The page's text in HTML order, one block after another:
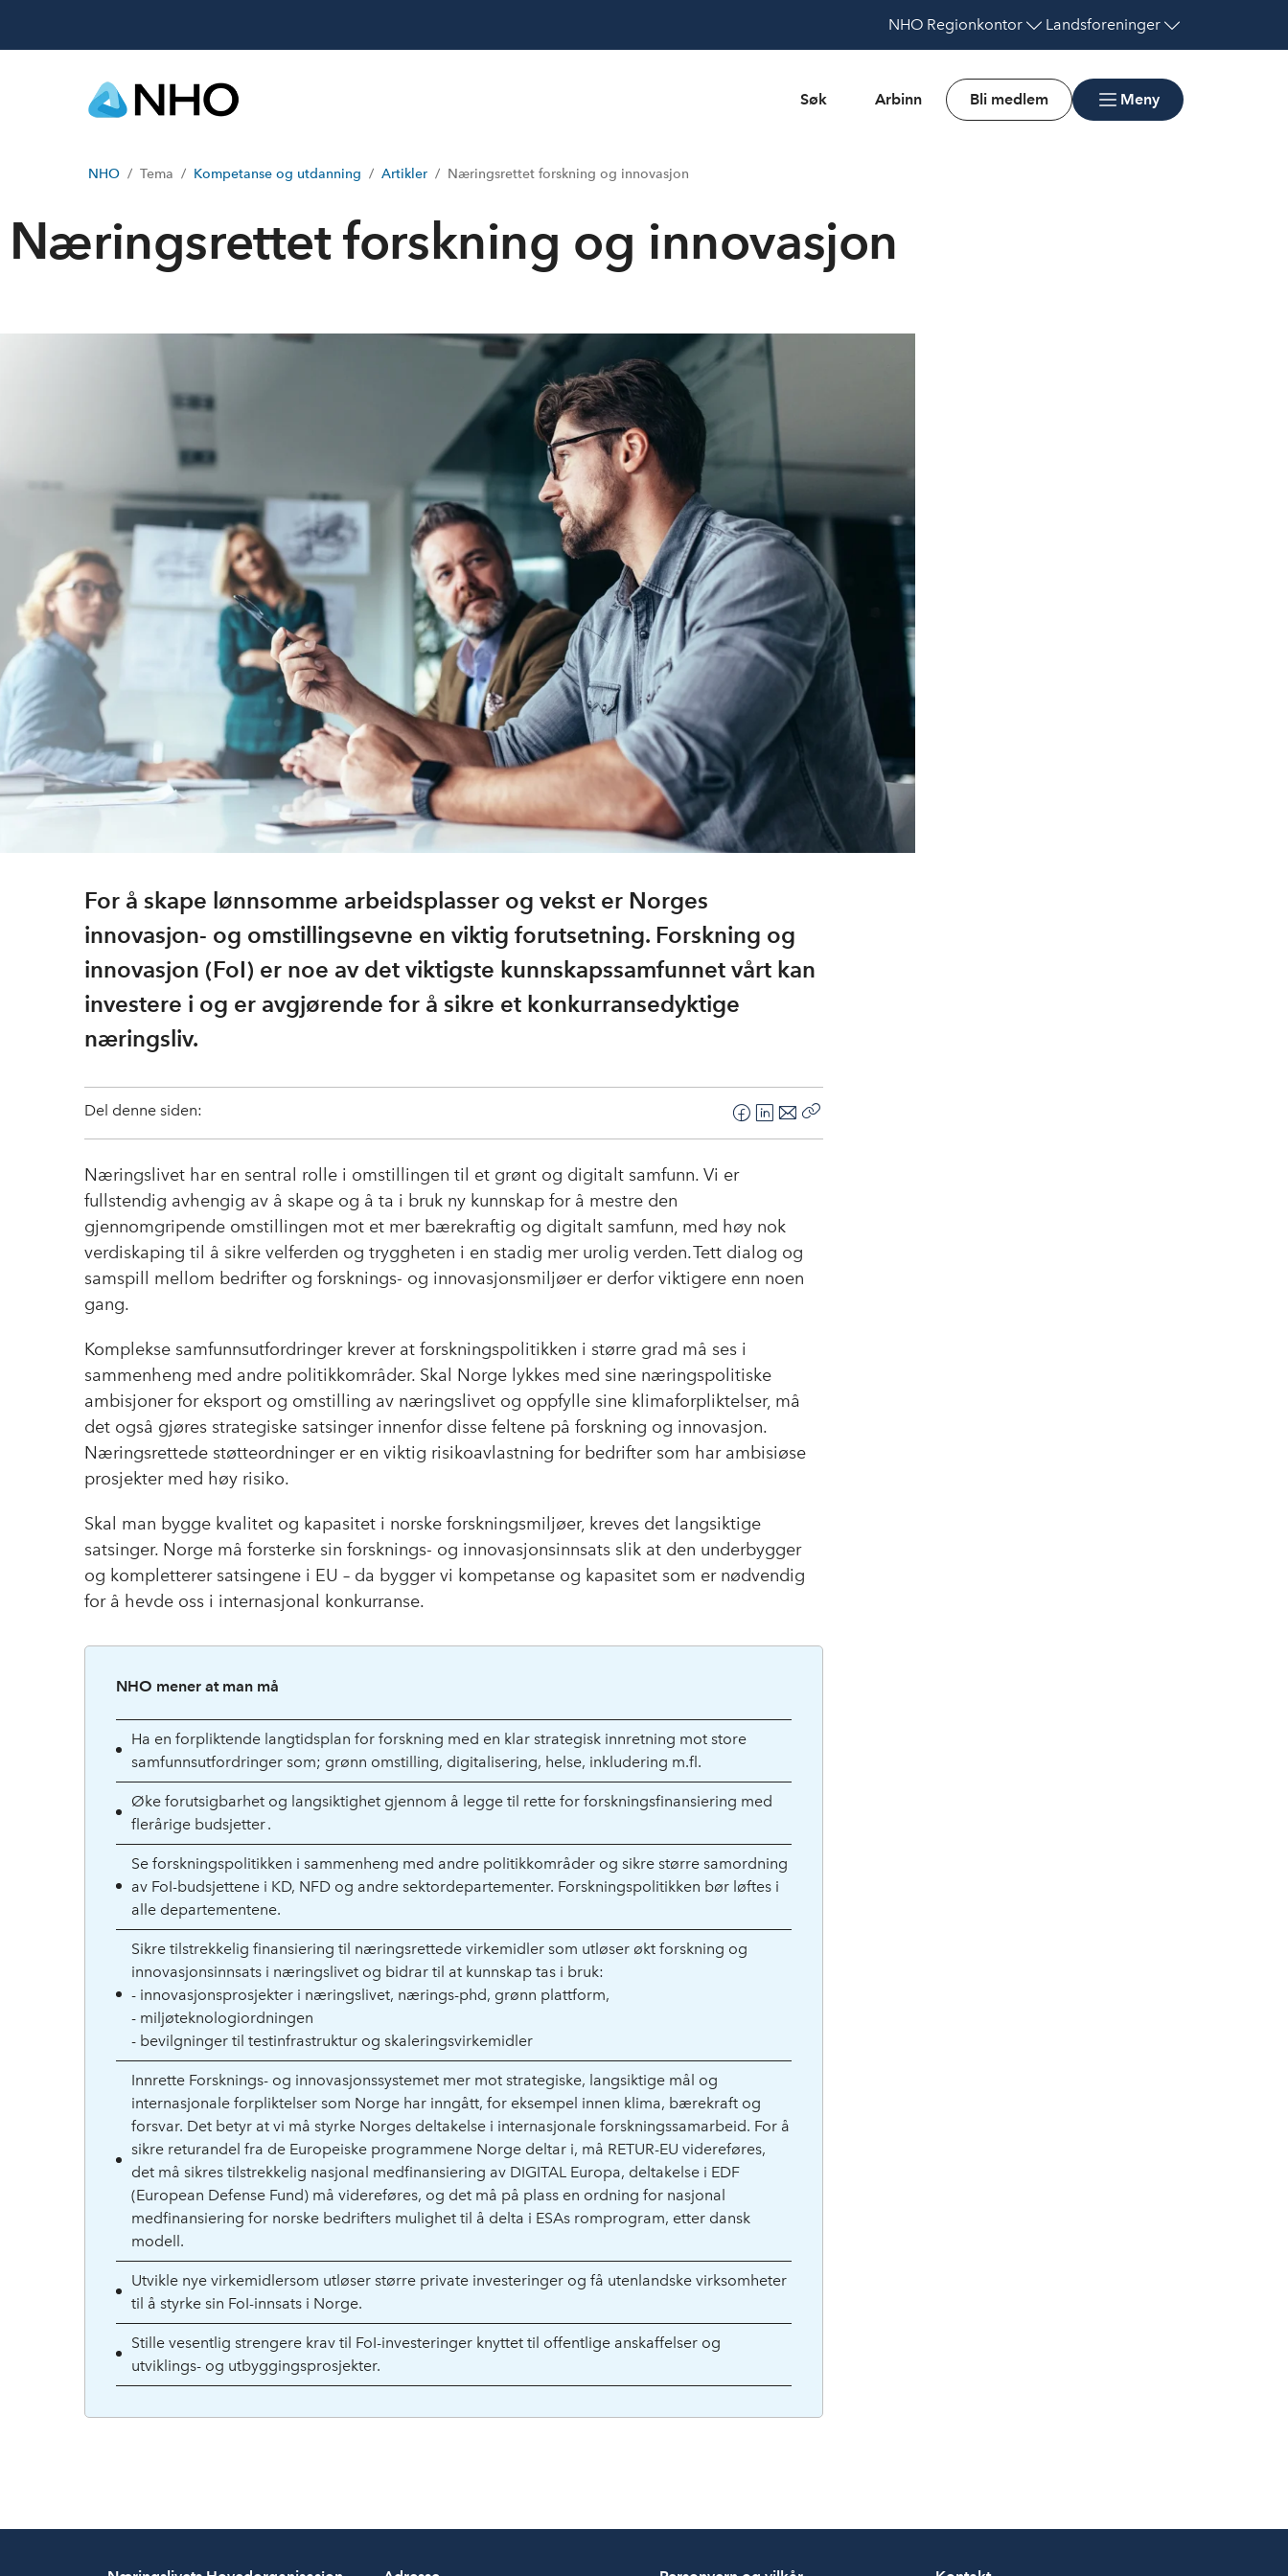
NHO Regionkontor Landsforeninger
Søk Arbinn Bli medlem Meny
NHO Tema Kompetanse og utdanning Artikler Næringsrettet forskning og innovasjon
Næringsrettet forskning og innovasjon
For å skape lønnsomme arbeidsplasser og vekst er Norges
innovasjon- og omstillingsevne en viktig forutsetning. Forskning og
innovasjon (FoI) er noe av det viktigste kunnskapssamfunnet vårt kan
investere i og er avgjørende for å sikre et konkurransedyktige
næringsliv.
Del denne siden:
F
a
c
o
o
k
L
i
d
I
n
E
-
t
Næringslivet har en sentral rolle i omstillingen til et grønt og digitalt samfunn. Vi er
fullstendig avhengig av å skape og å ta i bruk ny kunnskap for å mestre den
gjennomgripende omstillingen mot et mer bærekraftig og digitalt samfunn, med høy nok
verdiskaping til å sikre velferden og tryggheten i en stadig mer urolig verden. Tett dialog og
samspill mellom bedrifter og forsknings- og innovasjonsmiljøer er derfor viktigere enn noen
gang.
Komplekse samfunnsutfordringer krever at forskningspolitikken i større grad må ses i
sammenheng med andre politikkområder. Skal Norge lykkes med sine næringspolitiske
ambisjoner for eksport og omstilling av næringslivet og oppfylle sine klimaforpliktelser, må
det også gjøres strategiske satsinger innenfor disse feltene på forskning og innovasjon.
Næringsrettede støtteordninger er en viktig risikoavlastning for bedrifter som har ambisiøse
prosjekter med høy risiko.
Skal man bygge kvalitet og kapasitet i norske forskningsmiljøer, kreves det langsiktige
satsinger. Norge må forsterke sin forsknings- og innovasjonsinnsats slik at den underbygger
og kompletterer satsingene i EU – da bygger vi kompetanse og kapasitet som er nødvendig
for å hevde oss i internasjonal konkurranse.
NHO mener at man må
Ha en forpliktende langtidsplan for forskning med en klar strategisk innretning mot store
samfunnsutfordringer som; grønn omstilling, digitalisering, helse, inkludering m.fl.
Øke forutsigbarhet og langsiktighet gjennom å legge til rette for forskningsfinansiering med
flerårige budsjetter .
Se forskningspolitikken i sammenheng med andre politikkområder og sikre større samordning
av FoI-budsjettene i KD, NFD og andre sektordepartementer. Forskningspolitikken bør løftes i
alle departementene.
Sikre tilstrekkelig finansiering til næringsrettede virkemidler som utløser økt forskning og
innovasjonsinnsats i næringslivet og bidrar til at kunnskap tas i bruk:
- innovasjonsprosjekter i næringslivet, nærings-phd, grønn plattform,
- miljøteknologiordningen
- bevilgninger til testinfrastruktur og skaleringsvirkemidler
Innrette Forsknings- og innovasjonssystemet mer mot strategiske, langsiktige mål og
internasjonale forpliktelser som Norge har inngått, for eksempel innen klima, bærekraft og
forsvar. Det betyr at vi må styrke Norges deltakelse i internasjonale forskningssamarbeid. For å
sikre returandel fra de Europeiske programmene Norge deltar i, må RETUR-EU videreføres,
det må sikres tilstrekkelig nasjonal medfinansiering av DIGITAL Europa, deltakelse i EDF
(European Defense Fund) må videreføres, og det må på plass en ordning for nasjonal
medfinansiering for norske bedrifters mulighet til å delta i ESAs romprogram, etter dansk
modell.
Utvikle nye virkemidlersom utløser større private investeringer og få utenlandske virksomheter
til å styrke sin FoI-innsats i Norge.
Stille vesentlig strengere krav til FoI-investeringer knyttet til offentlige anskaffelser og
utviklings- og utbyggingsprosjekter.